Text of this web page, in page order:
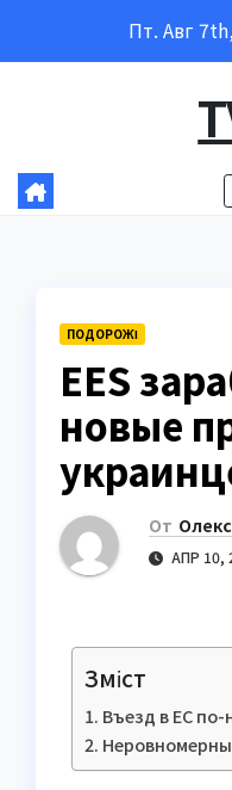
Пт. Авг
ПОДОРОЖІ
EES
новые
От
АПР 10,
Зміст
Въезд в ЕС